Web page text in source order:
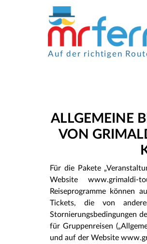
Auf der richtigen
ALLGEMEINE
VON
Für die Pakete
Website www.grimaldi-
Reiseprogramme können
Tickets, die von
Stornierungsbedingungen
für Gruppenreisen
und auf der Website